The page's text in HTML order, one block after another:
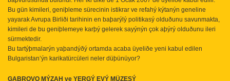
Bu gün kimileri, geniþleme sürecinin istikrar ve refahý kýtanýn geneline
yayarak Avrupa Birliði tarihinin en baþarýlý politikasý olduðunu savunmakta,
kimileri de bu geniþlemeye karþý gelerek sayýnýn çok aþýrý olduðunu ileri
sürmektedir.
Bu tartýþmalarýn yaþandýðý ortamda acaba üyeliðe yeni kabul edilen
Bulgaristan’ýn karikatürcüleri neler düþünüyor?
GABROVO MÝZAH ve YERGÝ EVÝ MÜZESÝ